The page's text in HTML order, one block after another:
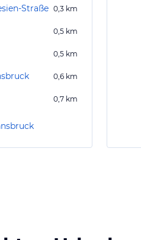
Straße 0,3 km
0,5 km
0,5 km
0,6 km
0,7 km